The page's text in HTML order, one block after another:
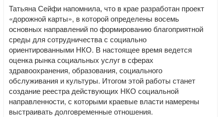
Татьяна Сейфи напомнила, что в крае разработан проект
«дорожной карты», в которой определены восемь
основных направлений по формированию благоприятной
среды для сотрудничества с социально
ориентированными НКО. В настоящее время ведется
оценка рынка социальных услуг в сферах
здравоохранения, образования, социального
обслуживания и культуры. Итогом этой работы станет
создание реестра действующих НКО социальной
направленности, с которыми краевые власти намерены
выстраивать долговременные отношения.